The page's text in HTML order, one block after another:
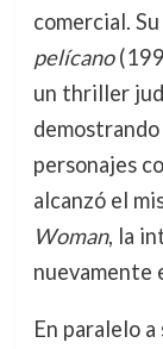
comercial.
pelícano
un thriller
personajes
alcanzó el
Woman, la
nuevamente
En paralelo